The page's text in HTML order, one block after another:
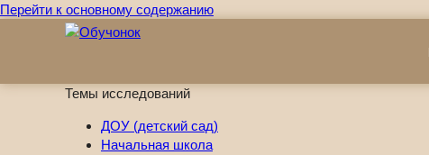
Перейти к основному содержанию
Темы исследований
ДОУ (детский сад)
Начальная школа